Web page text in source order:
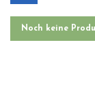
Noch keine